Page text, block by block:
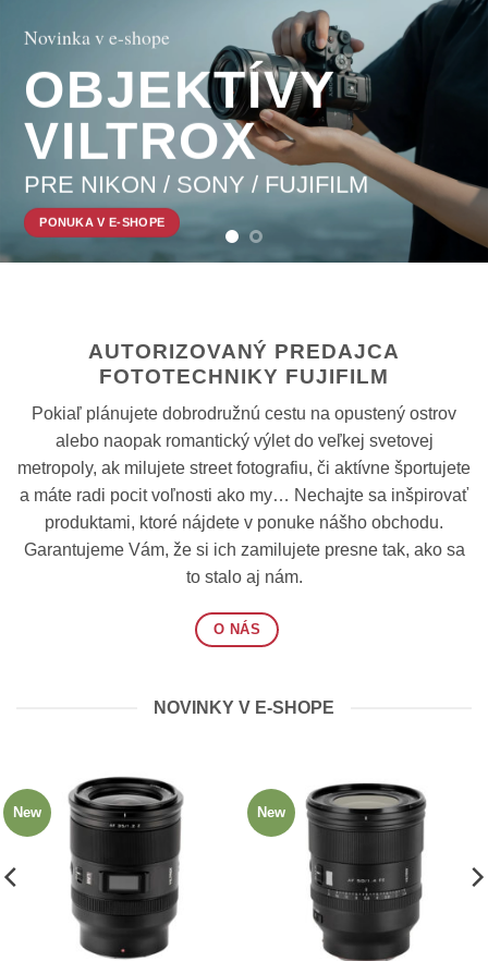
Novinka v e-shope
OBJEKTÍVY
VILTROX
PRE NIKON / SONY / FUJIFILM
PONUKA V E-SHOPE
AUTORIZOVANÝ PREDAJCA
FOTOTECHNIKY FUJIFILM
Pokiaľ plánujete dobrodružnú cestu na opustený ostrov
alebo naopak romantický výlet do veľkej svetovej
metropoly, ak milujete street fotografiu, či aktívne športujete
a máte radi pocit voľnosti ako my… Nechajte sa inšpirovať
produktami, ktoré nájdete v ponuke nášho obchodu.
Garantujeme Vám, že si ich zamilujete presne tak, ako sa
to stalo aj nám.
O NÁS
NOVINKY V E-SHOPE
New New